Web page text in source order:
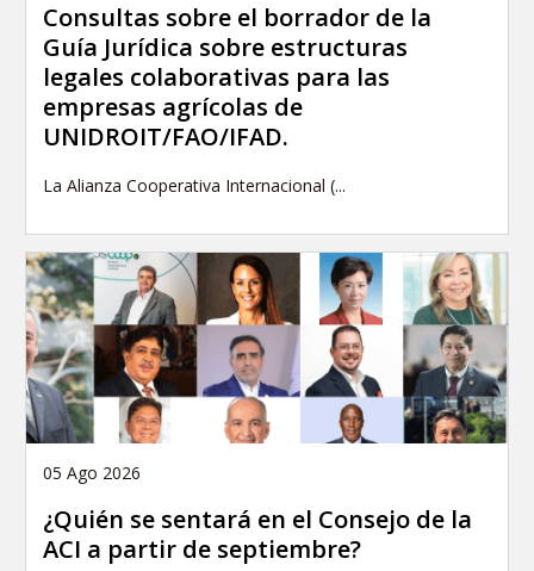
Consultas sobre el borrador de la
Guía Jurídica sobre estructuras
legales colaborativas para las
empresas agrícolas de
UNIDROIT/FAO/IFAD.
La Alianza Cooperativa Internacional (...
05 Ago 2026
¿Quién se sentará en el Consejo de la
ACI a partir de septiembre?